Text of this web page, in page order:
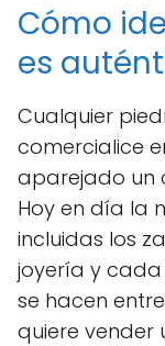
Cómo
es
Cualquier
comercialice
aparejado un
Hoy en día la
incluidas los
joyería y cada
se hacen
quiere vender